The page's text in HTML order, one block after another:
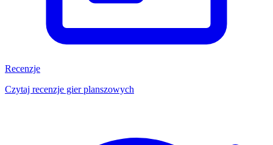
Recenzje
Czytaj recenzje gier planszowych